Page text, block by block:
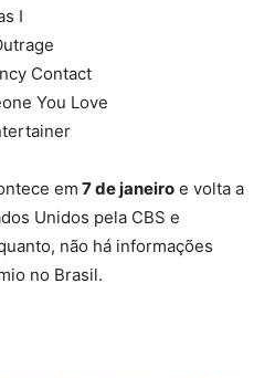
I
Contact
You Love
em 7 de janeiro e volta a
Unidos pela CBS e
não há informações
no Brasil.